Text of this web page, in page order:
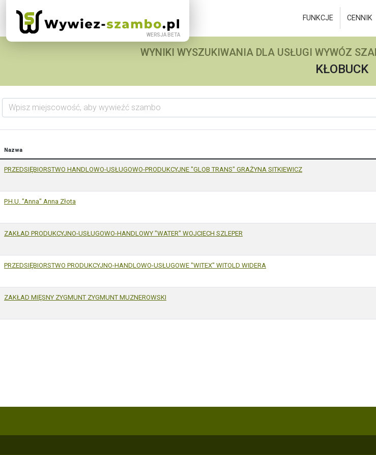
FUNKCJE CENNIK
WYNIKI WYSZUKIWANIA DLA USŁUGI WYWÓZ
KŁOBUCK
Wpisz miejscowość, aby wywieźć szambo
Nazwa
PRZEDSIĘBIORSTWO HANDLOWO-USŁUGOWO-PRODUKCYJNE "GLOB TRANS" GRAŻYNA SITKIEWICZ
P.H.U. "Anna" Anna Złota
ZAKŁAD PRODUKCYJNO-USŁUGOWO-HANDLOWY "WATER" WOJCIECH SZLEPER
PRZEDSIĘBIORSTWO PRODUKCYJNO-HANDLOWO-USŁUGOWE "WITEX" WITOLD WIDERA
ZAKŁAD MIĘSNY ZYGMUNT ZYGMUNT MUZNEROWSKI